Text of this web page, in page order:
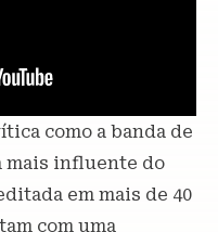
como a banda de
mais influente do
em mais de 40
com uma